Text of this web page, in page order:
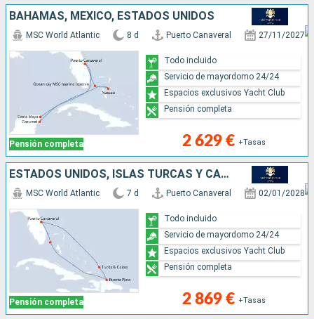
BAHAMAS, MÉXICO, ESTADOS UNIDOS
Pensión completa
MSC World Atlantic 8 d Puerto Canaveral 27/11/2027
2 629 € +Tasas
Todo incluido
Servicio de mayordomo 24/24
Espacios exclusivos Yacht Club
Pensión completa
ESTADOS UNIDOS, ISLAS TURCAS Y CAICOS, REPÚBLICA DOMINICANA, BAHAMAS
Pensión completa
MSC World Atlantic 7 d Puerto Canaveral 02/01/2028
2 869 € +Tasas
Todo incluido
Servicio de mayordomo 24/24
Espacios exclusivos Yacht Club
Pensión completa